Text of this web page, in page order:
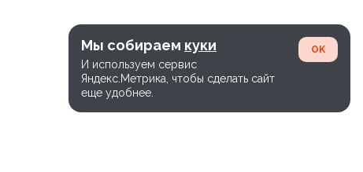
Мы собираем куки
И используем сервис
Яндекс.Метрика, чтобы сделать сайт
еще удобнее.
OK